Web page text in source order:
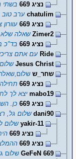
נציג 669
בשתי
chatulim ערב
נציג 669
Zimer2 שאלה שלא
נציג 669
בד"כ
Ride עם אתם
Jesus Christ
שחר_ש
נציג 669
mabo19 יצא לך
נציג 669
כן.
dani90 שלום גל,
yakir-11 שלום
נציג 669
נציג 669
GeFeN 669 שלום